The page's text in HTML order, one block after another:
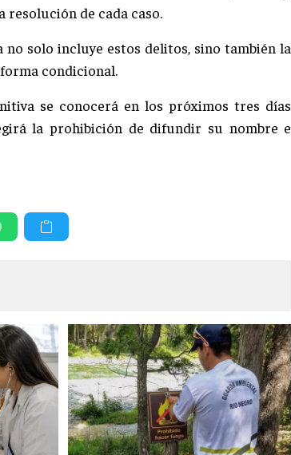
resolución de cada caso.
solo incluye estos delitos, sino también la
condicional.
se conocerá en los próximos tres días
la prohibición de difundir su nombre e